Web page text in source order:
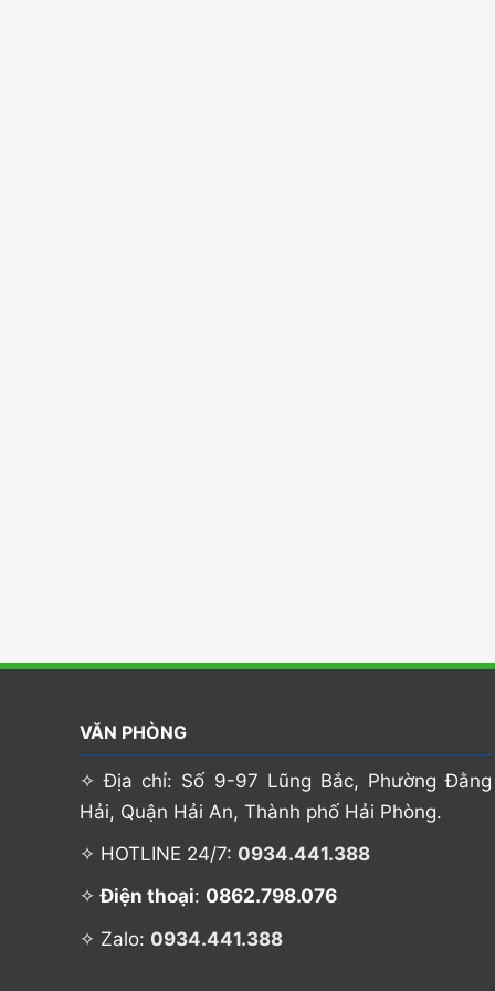
VĂN PHÒNG
✧ Địa chỉ: Số 9-97 Lũng Bắc, Phường Đằng
Hải, Quận Hải An, Thành phố Hải Phòng.
✧ HOTLINE 24/7: 0934.441.388
✧Điện thoại: 0862.798.076
✧ Zalo: 0934.441.388